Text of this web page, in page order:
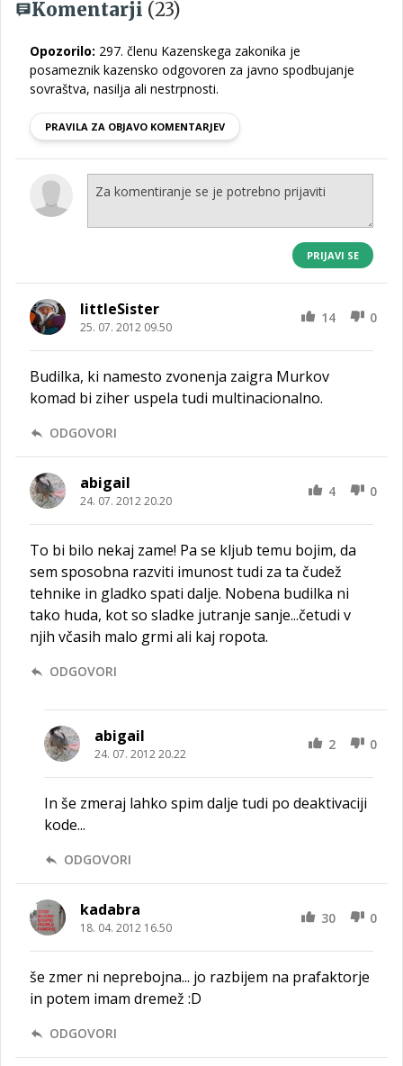
Komentarji (23)
Opozorilo: 297. členu Kazenskega zakonika je
posameznik kazensko odgovoren za javno spodbujanje
sovraštva, nasilja ali nestrpnosti.
PRAVILA ZA OBJAVO KOMENTARJEV
PRIJAVI SE
littleSister
25. 07. 2012 09.50
14 0
Budilka, ki namesto zvonenja zaigra Murkov
komad bi ziher uspela tudi multinacionalno.
ODGOVORI
abigail
24. 07. 2012 20.20
4 0
To bi bilo nekaj zame! Pa se kljub temu bojim, da
sem sposobna razviti imunost tudi za ta čudež
tehnike in gladko spati dalje. Nobena budilka ni
tako huda, kot so sladke jutranje sanje...četudi v
njih včasih malo grmi ali kaj ropota.
ODGOVORI
abigail
24. 07. 2012 20.22
2 0
In še zmeraj lahko spim dalje tudi po deaktivaciji
kode...
ODGOVORI
kadabra
18. 04. 2012 16.50
30 0
še zmer ni neprebojna... jo razbijem na prafaktorje
in potem imam dremež :D
ODGOVORI